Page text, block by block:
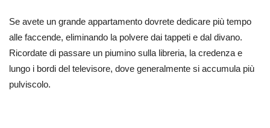
Se avete un grande appartamento dovrete dedicare più tempo
alle faccende, eliminando la polvere dai tappeti e dal divano.
Ricordate di passare un piumino sulla libreria, la credenza e
lungo i bordi del televisore, dove generalmente si accumula più
pulviscolo.